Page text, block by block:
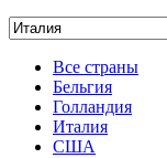
Все страны
Бельгия
Голландия
Италия
США